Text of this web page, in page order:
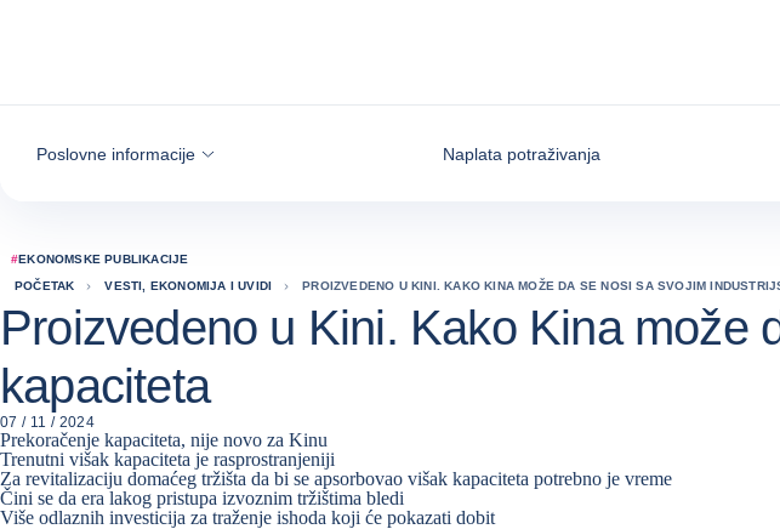
Poslovne informacije Naplata potraživanja
#EKONOMSKE PUBLIKACIJE
POČETAK
VESTI, EKONOMIJA I UVIDI PROIZVEDENO U KINI. KAKO KINA MOŽE DA SE NOSI SA SVOJIM
Proizvedeno u Kini. Kako Kina može
kapaciteta
07 / 11 / 2024
Prekoračenje kapaciteta, nije novo za Kinu
Trenutni višak kapaciteta je rasprostranjeniji
Za revitalizaciju domaćeg tržišta da bi se apsorbovao višak kapaciteta potrebno je vreme
Čini se da era lakog pristupa izvoznim tržištima bledi
Više odlaznih investicija za traženje ishoda koji će pokazati dobit